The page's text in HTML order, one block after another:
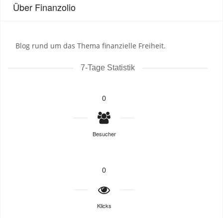
Über Finanzolio
Blog rund um das Thema finanzielle Freiheit.
7-Tage Statistik
0
Besucher
0
Klicks